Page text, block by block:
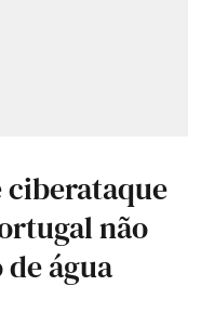
ciberataque
não
água